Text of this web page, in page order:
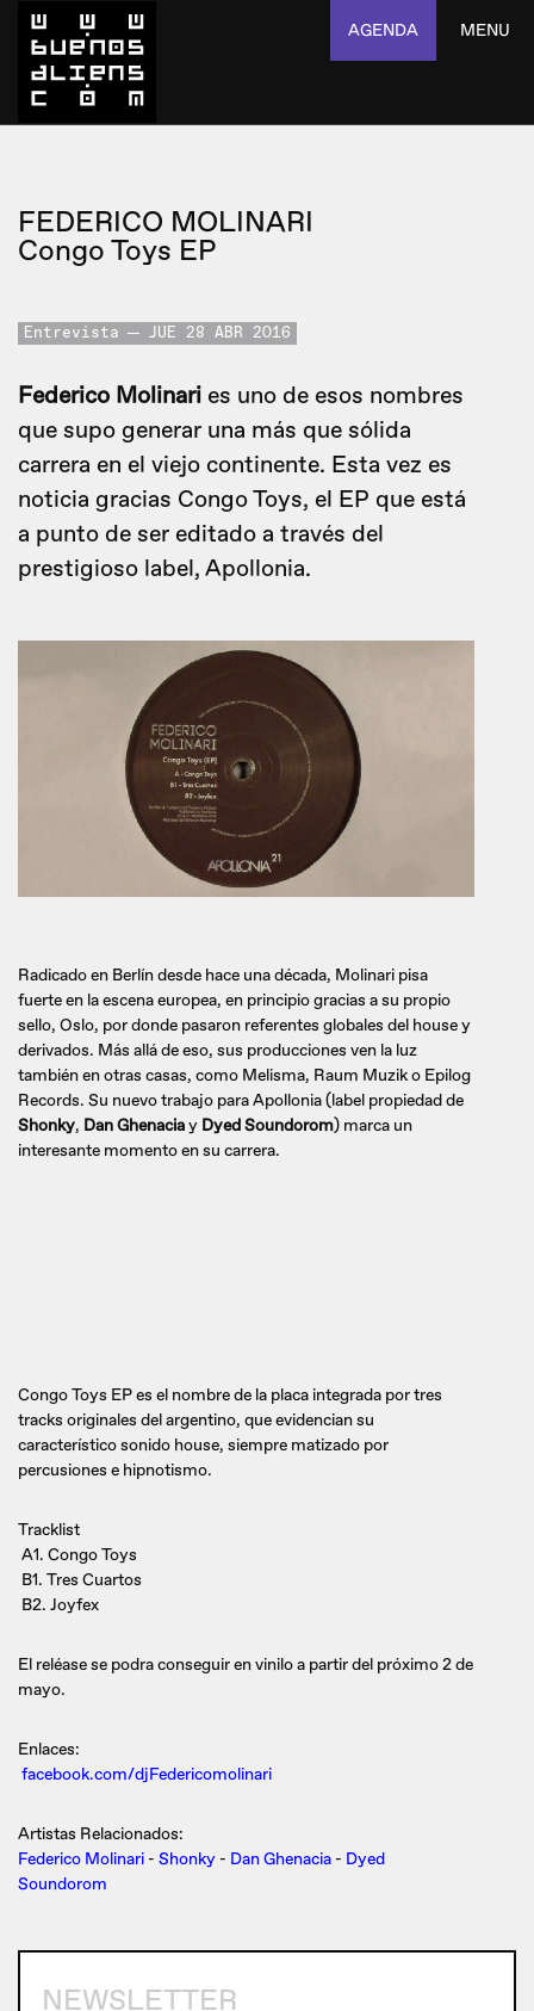
AGENDA MENU
FEDERICO MOLINARI
Congo Toys EP
Entrevista JUE 28 ABR 2016
Federico Molinari es uno de esos nombres
que supo generar una más que sólida
carrera en el viejo continente. Esta vez es
noticia gracias Congo Toys, el EP que está
a punto de ser editado a través del
prestigioso label, Apollonia.
Radicado en Berlín desde hace una década, Molinari pisa
fuerte en la escena europea, en principio gracias a su propio
sello, Oslo, por donde pasaron referentes globales del house y
derivados. Más allá de eso, sus producciones ven la luz
también en otras casas, como Melisma, Raum Muzik o Epilog
Records. Su nuevo trabajo para Apollonia (label propiedad de
Shonky, Dan Ghenaciay Dyed Soundorom) marca un
interesante momento en su carrera.
Congo Toys EP es el nombre de la placa integrada por tres
tracks originales del argentino, que evidencian su
característico sonido house, siempre matizado por
percusiones e hipnotismo.
Tracklist
A1. Congo Toys
B1. Tres Cuartos
B2. Joyfex
El reléase se podra conseguir en vinilo a partir del próximo 2 de
mayo.
Enlaces:
facebook.com/djFedericomolinari
Artistas Relacionados:
Federico Molinari - Shonky - Dan Ghenacia - Dyed
Soundorom
NEWSLETTER